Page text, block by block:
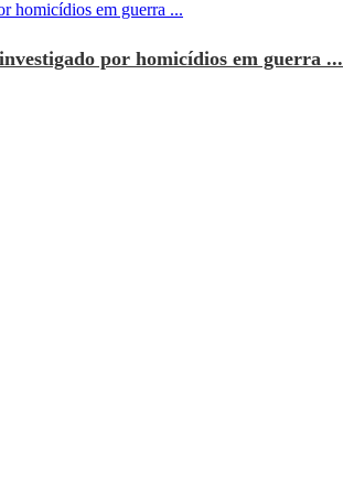
por homicídios em guerra ...